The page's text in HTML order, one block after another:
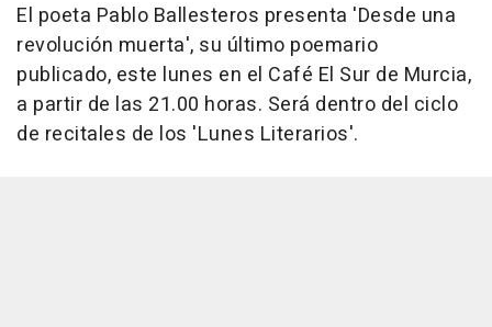
El poeta Pablo Ballesteros presenta 'Desde una
revolución muerta', su último poemario
publicado, este lunes en el Café El Sur de Murcia,
a partir de las 21.00 horas. Será dentro del ciclo
de recitales de los 'Lunes Literarios'.